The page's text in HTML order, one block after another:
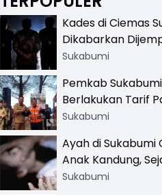
Kades di Ciemas
Dikabarkan
Satnarkoba, Polisi
Sukabumi
Pemkab
Berlakukan Tarif
Resmi di 13 Lokasi
Khusus
Sukabumi
Ayah di Sukabumi
Anak Kandung,
Hingga SMA
Sukabumi